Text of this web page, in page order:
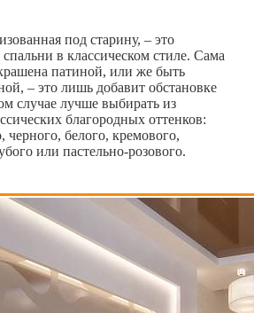
под старину, – это
в классическом стиле. Сама
патиной, или же быть
– это лишь добавит обстановке
случае лучше выбирать из
благородных оттенков:
черного, белого, кремового,
или пастельно-розового.